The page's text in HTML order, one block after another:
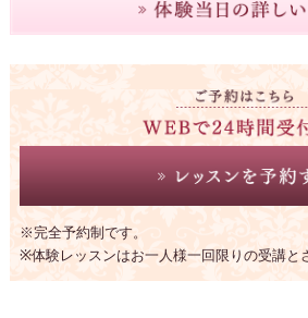
※完全予約制です。
※体験レッスンはお一人様一回限りの受講と